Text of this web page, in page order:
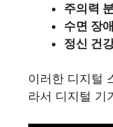
주의력
수면 장
정신 건
이러한 디지털
라서 디지털 기